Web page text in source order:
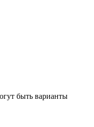
быть варианты